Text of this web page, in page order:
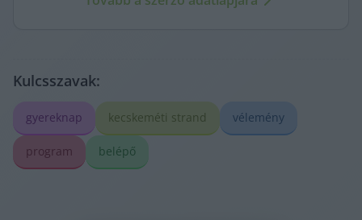
Kulcsszavak:
gyereknap kecskeméti strand vélemény
program belépő